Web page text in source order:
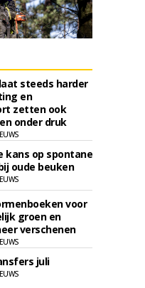
steeds harder
en
zetten ook
onder druk
kans op spontane
oude beuken
voor
groen en
verschenen
juli